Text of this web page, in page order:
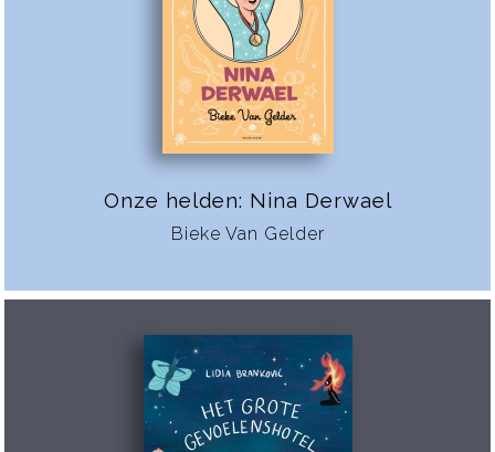
Onze helden: Nina Derwael
Bieke Van Gelder